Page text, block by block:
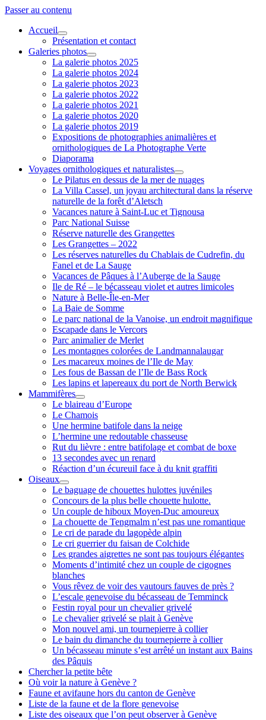
Passer au contenu
Accueil
ouvrir
menu
Présentation et contact
Galeries photos
ouvrir
menu
La galerie photos 2025
La galerie photos 2024
La galerie photos 2023
La galerie photos 2022
La galerie photos 2021
La galerie photos 2020
La galerie photos 2019
Expositions de photographies animalières et
ornithologiques de La Photographe Verte
Diaporama
Voyages ornithologiques et naturalistes
ouvrir
menu
Le Pilatus en dessus de la mer de nuages
La Villa Cassel, un joyau architectural dans la réserve
naturelle de la forêt d’Aletsch
Vacances nature à Saint-Luc et Tignousa
Parc National Suisse
Réserve naturelle des Grangettes
Les Grangettes – 2022
Les réserves naturelles du Chablais de Cudrefin, du
Fanel et de La Sauge
Vacances de Pâques à l’Auberge de la Sauge
Ile de Ré – le bécasseau violet et autres limicoles
Nature à Belle-Île-en-Mer
La Baie de Somme
Le parc national de la Vanoise, un endroit magnifique
Escapade dans le Vercors
Parc animalier de Merlet
Les montagnes colorées de Landmannalaugar
Les macareux moines de l’Ile de May
Les fous de Bassan de l’Ile de Bass Rock
Les lapins et lapereaux du port de North Berwick
Mammifères
ouvrir
menu
Le blaireau d’Europe
Le Chamois
Une hermine batifole dans la neige
L’hermine une redoutable chasseuse
Rut du lièvre : entre batifolage et combat de boxe
13 secondes avec un renard
Réaction d’un écureuil face à du knit graffiti
Oiseaux
ouvrir
menu
Le baguage de chouettes hulottes juvéniles
Concours de la plus belle chouette hulotte.
Un couple de hiboux Moyen-Duc amoureux
La chouette de Tengmalm n’est pas une romantique
Le cri de parade du lagopède alpin
Le cri guerrier du faisan de Colchide
Les grandes aigrettes ne sont pas toujours élégantes
Moments d’intimité chez un couple de cigognes
blanches
Vous rêvez de voir des vautours fauves de près ?
L’escale genevoise du bécasseau de Temminck
Festin royal pour un chevalier grivelé
Le chevalier grivelé se plait à Genève
Mon nouvel ami, un tournepierre à collier
Le bain du dimanche du tournepierre à collier
Un bécasseau minute s’est arrêté un instant aux Bains
des Pâquis
Chercher la petite bête
Où voir la nature à Genève ?
Faune et avifaune hors du canton de Genève
Liste de la faune et de la flore genevoise
Liste des oiseaux que l’on peut observer à Genève